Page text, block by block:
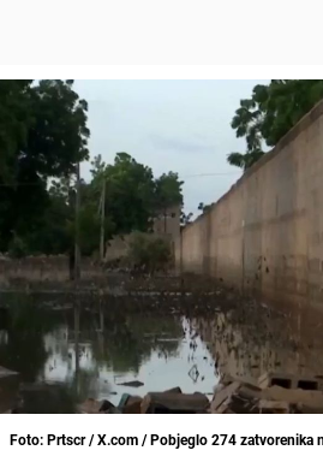
Foto: Prtscr / X.com / Pobjeglo 274 zatvorenika